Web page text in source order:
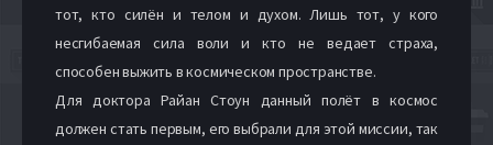
тот, кто силён и телом и духом. Лишь тот, у кого
несгибаемая сила воли и кто не ведает страха,
способен выжить в космическом пространстве.
Для доктора Райан Стоун данный полёт в космос
должен стать первым, его выбрали для этой миссии, так